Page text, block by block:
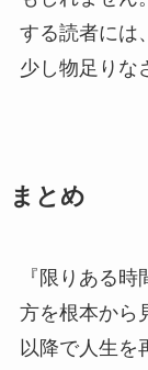
する読者には
少し物足りな
まとめ
『限りある
方を根本から
以降で人生を